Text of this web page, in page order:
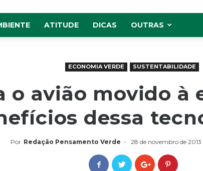
ATITUDE DICAS OUTRAS
ECONOMIA VERDE SUSTENTABILIDADE
o avião movido à
dessa
Por Redação Pensamento Verde - 28 de novembro de 2013